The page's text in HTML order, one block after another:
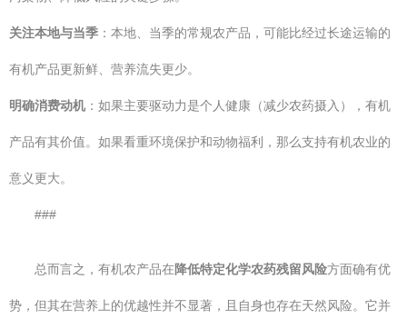
关注本地与当季 ：本地、当季的常规农产品，可能比经过长途运输的
有机产品更新鲜、营养流失更少。
明确消费动机 ：如果主要驱动力是个人健康（减少农药摄入），有机
产品有其价值。如果看重环境保护和动物福利，那么支持有机农业的
意义更大。
###
总而言之，有机农产品在降低特定化学农药残留风险方面确有优
势，但其在营养上的优越性并不显著，且自身也存在天然风险。它并